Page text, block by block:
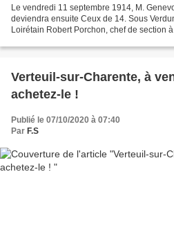
Le vendredi 11 septembre 1914, M.
deviendra ensuite Ceux de 14. Sous
Loirétain Robert Porchon, chef de section
Verteuil-sur-Charente, à
achetez-le !
Publié le 07/10/2020 à 07:40
Par F.S